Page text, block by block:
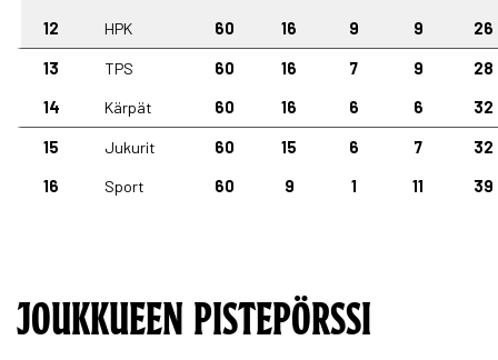
12 HPK 60 16 9 9 26
13 TPS 60 16 7 9 28
14 Kärpät 60 16 6 6 32
15 Jukurit 60 15 6 7 32
16 Sport 60 9 1 11 39
JOUKKUEEN PISTEPÖRSSI